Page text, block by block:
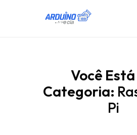
Você
Categoria:
Pi